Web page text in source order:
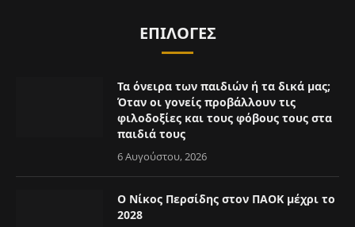
ΕΠΙΛΟΓΈΣ
Τα όνειρα των παιδιών ή τα δικά μας;
Όταν οι γονείς προβάλλουν τις
φιλοδοξίες και τους φόβους τους στα
παιδιά τους
6 Αυγούστου, 2026
Ο Νίκος Περσίδης στον ΠΑΟΚ μέχρι το
2028